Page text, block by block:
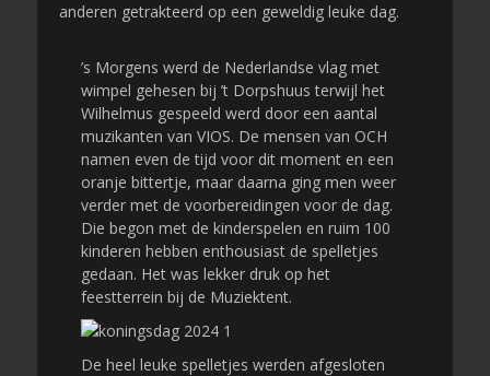
anderen getrakteerd op een geweldig leuke dag.
’s Morgens werd de Nederlandse vlag met
wimpel gehesen bij ’t Dorpshuus terwijl het
Wilhelmus gespeeld werd door een aantal
muzikanten van VIOS. De mensen van OCH
namen even de tijd voor dit moment en een
oranje bittertje, maar daarna ging men weer
verder met de voorbereidingen voor de dag.
Die begon met de kinderspelen en ruim 100
kinderen hebben enthousiast de spelletjes
gedaan. Het was lekker druk op het
feestterrein bij de Muziektent.
De heel leuke spelletjes werden afgesloten